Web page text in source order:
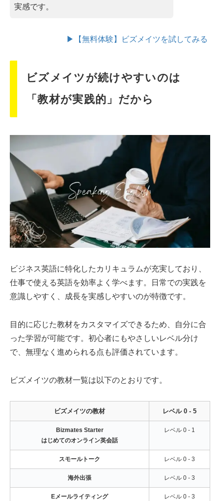
実感です。
▶【無料体験】ビズメイツを試してみる
ビズメイツが続けやすいのは
「教材が実践的」だから
ビジネス英語に特化したカリキュラムが充実しており、
仕事で使える英語を効率よく学べます。日常での実践を
意識しやすく、成長を実感しやすいのが特徴です。
目的に応じた教材をカスタマイズできるため、自分に合
った学習が可能です。初心者にもやさしいレベル分け
で、無理なく進められる点も評価されています。
ビズメイツの教材一覧は以下のとおりです。
ビズメイツの教材 レベル 0 - 5
Bizmates Starter
はじめてのオンライン英会話
レベル 0 - 1
スモールトーク レベル 0 - 3
海外出張 レベル 0 - 3
Eメールライティング レベル 0 - 3